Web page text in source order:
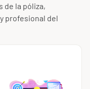
de la póliza,
profesional del